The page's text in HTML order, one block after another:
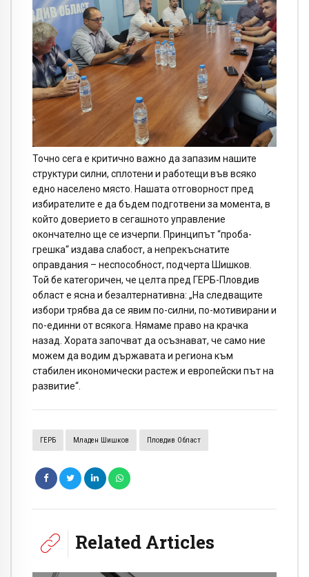
Точно сега е критично важно да запазим нашите
структури силни, сплотени и работещи във всяко
едно населено място. Нашата отговорност пред
избирателите е да бъдем подготвени за момента, в
който доверието в сегашното управление
окончателно ще се изчерпи. Принципът “проба-
грешка“ издава слабост, а непрекъснатите
оправдания – неспособност, подчерта Шишков.
Той бе категоричен, че целта пред ГЕРБ-Пловдив
област е ясна и безалтернативна: „На следващите
избори трябва да се явим по-силни, по-мотивирани и
по-единни от всякога. Нямаме право на крачка
назад. Хората започват да осъзнават, че само ние
можем да водим държавата и региона към
стабилен икономически растеж и европейски път на
развитие“.
ГЕРБ Младен Шишков Пловдив Област
Related Articles